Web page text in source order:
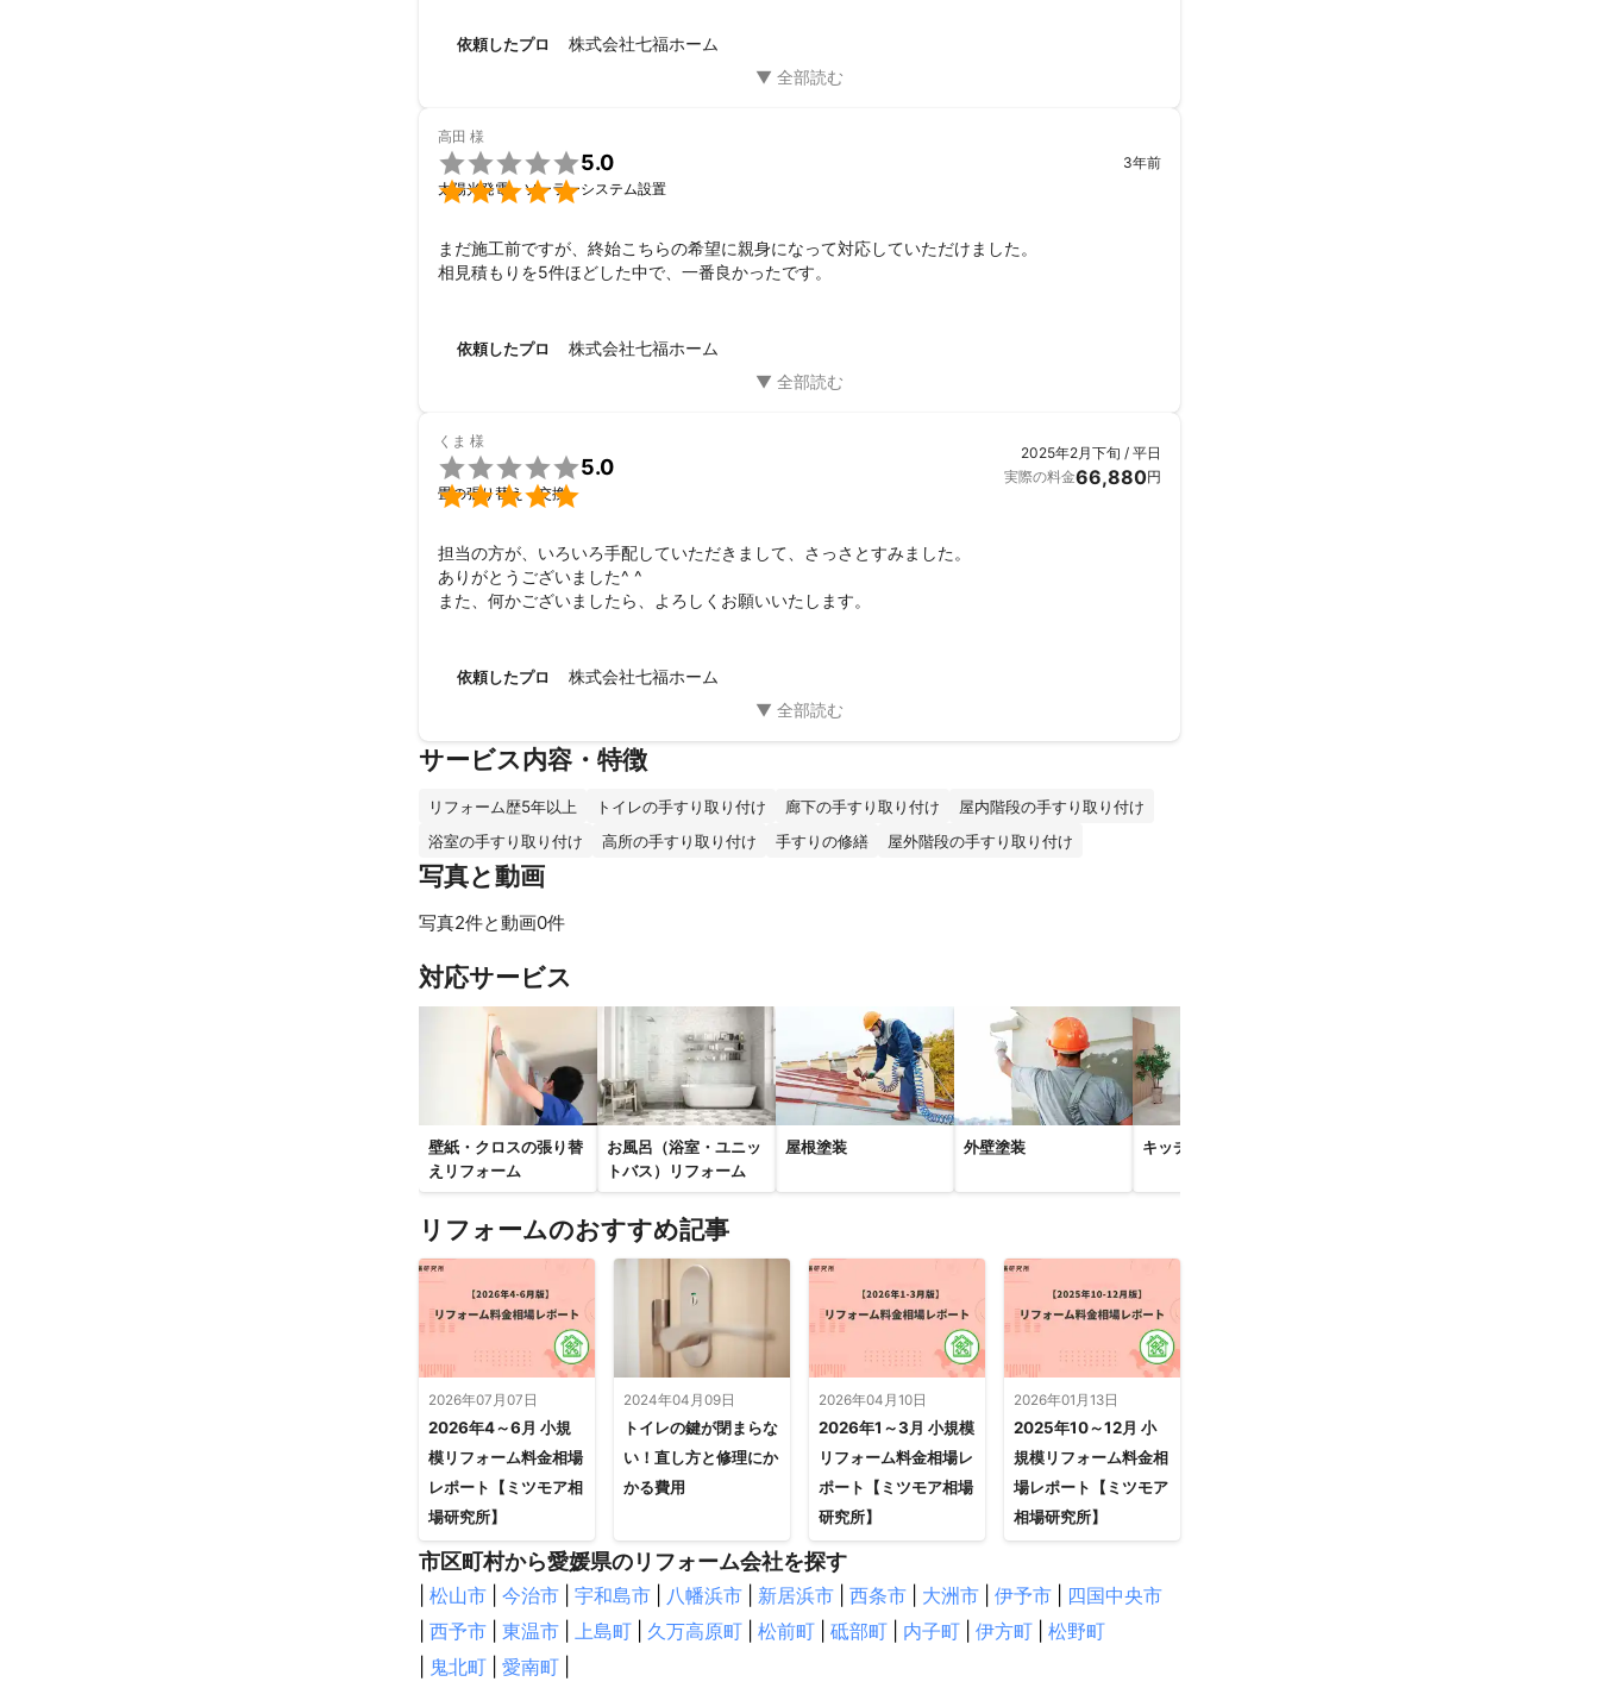
依頼したプロ 株式会社七福ホーム
高田 様


5.0
太陽光発電・ソーラーシステム設置
3年前
まだ施工前ですが、終始こちらの希望に親身になって対応していただけました。
相見積もりを5件ほどした中で、一番良かったです。
依頼したプロ 株式会社七福ホーム
くま 様


5.0
畳の張り替え・交換
2025年2月下旬 / 平日
実際の料金66,880円
担当の方が、いろいろ手配していただきまして、さっさとすみました。
ありがとうございました^ ^
また、何かございましたら、よろしくお願いいたします。
依頼したプロ 株式会社七福ホーム
サービス内容・特徴
リフォーム歴5年以上 トイレの手すり取り付け 廊下の手すり取り付け
屋内階段の手すり取り付け
浴室の手すり取り付け
高所の手すり取り付け 手すりの修繕 屋外階段の手すり取り付け
写真と動画
写真2件と動画0件
対応サービス
壁紙・クロスの張り替
えリフォーム
お風呂（浴室・ユニッ
トバス）リフォーム
屋根塗装 外壁塗装 キッチンのリフォーム
リフォームのおすすめ記事
2026年07月07日
2026年4～6月 小規
模リフォーム料金相場
レポート【ミツモア相
場研究所】
2024年04月09日
トイレの鍵が閉まらな
い！直し方と修理にか
かる費用
2026年04月10日
2026年1～3月 小規模
リフォーム料金相場レ
ポート【ミツモア相場
研究所】
2026年01月13日
2025年10～12月 小
規模リフォーム料金相
場レポート【ミツモア
相場研究所】
市区町村から愛媛県のリフォーム会社を探す
松山市 今治市 宇和島市 八幡浜市 新居浜市 西条市 大洲市 伊予市
四国中央市
西予市 東温市 上島町 久万高原町 松前町 砥部町 内子町 伊方町
松野町
鬼北町 愛南町